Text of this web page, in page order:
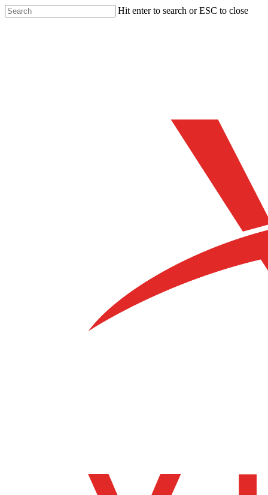
Skip
to
Hit enter to search or ESC to close